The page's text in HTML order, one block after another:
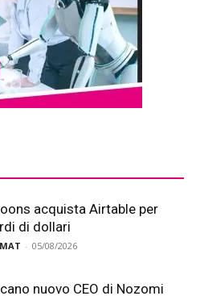
acquista Airtable per
di dollari
- 05/08/2026
nuovo CEO di Nozomi